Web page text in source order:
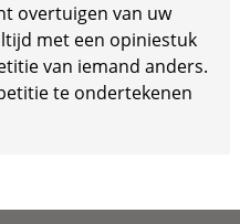
overtuigen van uw
met een opiniestuk
van iemand anders.
te ondertekenen